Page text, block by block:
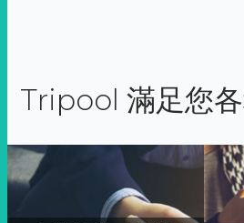
Tripool 滿足您